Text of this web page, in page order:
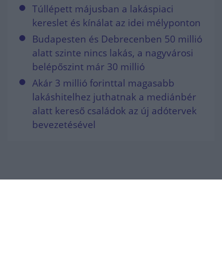
Túllépett májusban a lakáspiaci
kereslet és kínálat az idei mélyponton
Budapesten és Debrecenben 50 millió
alatt szinte nincs lakás, a nagyvárosi
belépőszint már 30 millió
Akár 3 millió forinttal magasabb
lakáshitelhez juthatnak a mediánbér
alatt kereső családok az új adótervek
bevezetésével